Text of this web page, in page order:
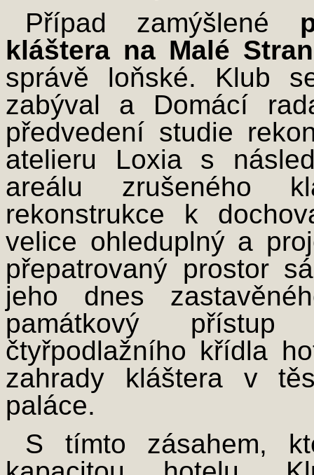
Případ zamýšlené
kláštera na Malé
správě loňské. Klub
zabýval a Domácí
předvedení studie
atelieru Loxia s
areálu zrušeného
rekonstrukce k
velice ohleduplný a
přepatrovaný prostor
jeho dnes
památkový
čtyřpodlažního křídla
zahrady kláštera v
paláce.
S tímto zásahem,